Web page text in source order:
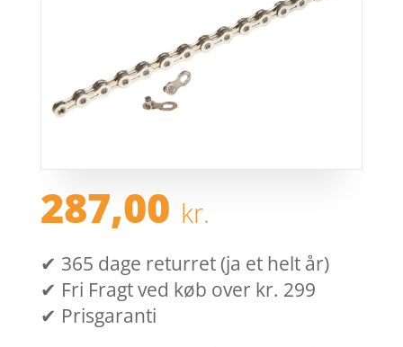
287,00 kr.
✔ 365 dage returret (ja et helt år)
✔ Fri Fragt ved køb over kr. 299
✔ Prisgaranti